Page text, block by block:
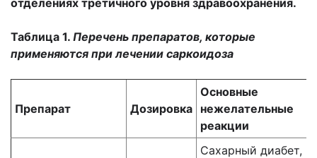
отделениях третичного уровня здравоохранения.
Таблица 1. Перечень препаратов, которые
применяются при лечении саркоидоза
Препарат Дозировка
Основные
нежелательные
реакции
Сахарный диабет,